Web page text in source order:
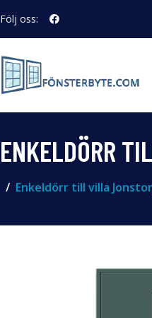
Följ oss:
ENKELDÖRR
Enkeldörr till villa